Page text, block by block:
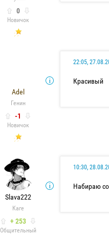
0
Новичок
Adel
Генин
-1
Новичок
22:05,
Красивый
Slava222
Каге
+ 253
Общительный
10:30,
Набираю